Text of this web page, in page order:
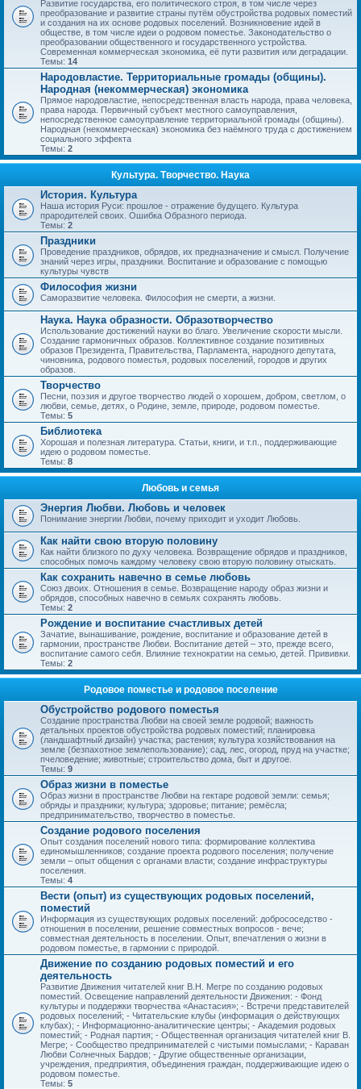
Развитие государства, его политического строя, в том числе через
преобразование и развитие страны путём обустройства родовых поместий
и создания на их основе родовых поселений. Возникновение идей в
обществе, в том числе идеи о родовом поместье. Законодательство о
преобразовании общественного и государственного устройства.
Современная коммерческая экономика, её пути развития или деградации.
Темы: 14
Народовластие. Территориальные громады (общины).
Народная (некоммерческая) экономика
Прямое народовластие, непосредственная власть народа, права человека,
права народа. Первичный субъект местного самоуправления,
непосредственное самоуправление территориальной громады (общины).
Народная (некоммерческая) экономика без наёмного труда с достижением
социального эффекта
Темы: 2
Культура. Творчество. Наука
История. Культура
Наша история Руси: прошлое - отражение будущего. Культура
прародителей своих. Ошибка Образного периода.
Темы: 2
Праздники
Проведение праздников, обрядов, их предназначение и смысл. Получение
знаний через игры, праздники. Воспитание и образование с помощью
культуры чувств
Философия жизни
Саморазвитие человека. Философия не смерти, а жизни.
Наука. Наука образности. Образотворчество
Использование достижений науки во благо. Увеличение скорости мысли.
Создание гармоничных образов. Коллективное создание позитивных
образов Президента, Правительства, Парламента, народного депутата,
чиновника, родового поместья, родовых поселений, городов и других
образов.
Творчество
Песни, поэзия и другое творчество людей о хорошем, добром, светлом, о
любви, семье, детях, о Родине, земле, природе, родовом поместье.
Темы: 5
Библиотека
Хорошая и полезная литература. Статьи, книги, и т.п., поддерживающие
идею о родовом поместье.
Темы: 8
Любовь и семья
Энергия Любви. Любовь и человек
Понимание энергии Любви, почему приходит и уходит Любовь.
Как найти свою вторую половину
Как найти близкого по духу человека. Возвращение обрядов и праздников,
способных помочь каждому человеку свою вторую половину отыскать.
Как сохранить навечно в семье любовь
Союз двоих. Отношения в семье. Возвращение народу образ жизни и
обрядов, способных навечно в семьях сохранять любовь.
Темы: 2
Рождение и воспитание счастливых детей
Зачатие, вынашивание, рождение, воспитание и образование детей в
гармонии, пространстве Любви. Воспитание детей – это, прежде всего,
воспитание самого себя. Влияние технократии на семью, детей. Прививки.
Темы: 2
Родовое поместье и родовое поселение
Обустройство родового поместья
Создание пространства Любви на своей земле родовой; важность
детальных проектов обустройства родовых поместий; планировка
(ландшафтный дизайн) участка; растения; культура хозяйствования на
земле (безпахотное землепользование); сад, лес, огород, пруд на участке;
пчеловедение; животные; строительство дома, быт и другое.
Темы: 9
Образ жизни в поместье
Образ жизни в пространстве Любви на гектаре родовой земли: семья;
обряды и праздники; культура; здоровье; питание; ремёсла;
предпринимательство, творчество в поместье.
Создание родового поселения
Опыт создания поселений нового типа: формирование коллектива
единомышленников; создание проекта родового поселения; получение
земли – опыт общения с органами власти; создание инфраструктуры
поселения.
Темы: 4
Вести (опыт) из существующих родовых поселений,
поместий
Информация из существующих родовых поселений: добрососедство -
отношения в поселении, решение совместных вопросов - вече;
совместная деятельность в поселении. Опыт, впечатления о жизни в
родовом поместье, в гармонии с природой.
Движение по созданию родовых поместий и его
деятельность
Развитие Движения читателей книг В.Н. Мегре по созданию родовых
поместий. Освещение направлений деятельности Движения: - Фонд
культуры и поддержки творчества «Анастасия»; - Встречи представителей
родовых поселений; - Читательские клубы (информация о действующих
клубах); - Информационно-аналитические центры; - Академия родовых
поместий; - Родная партия; - Общественная организация читателей книг В.
Мегре; - Сообщество предпринимателей с чистыми помыслами; - Караван
Любви Солнечных Бардов; - Другие общественные организации,
учреждения, предприятия, объединения граждан, поддерживающие идею о
родовом поместье.
Темы: 5